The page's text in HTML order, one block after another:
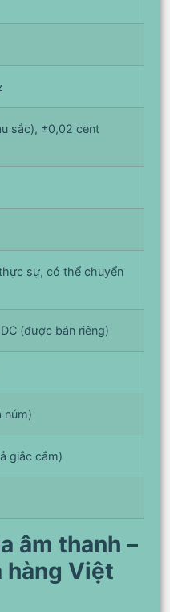
sắc), ±0,02 cent
sự, có thể chuyển
(được bán riêng)
núm)
giắc cắm)
âm thanh –
hàng Việt